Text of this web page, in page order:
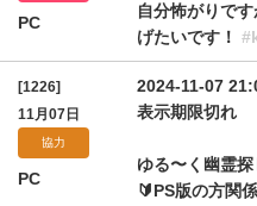
PC
自分怖がりで
げたいです！
[1226]
11月07日
協力
PC
2024-11-07
表示期限切れ
ゆる〜く幽霊
🔰PS版の方関